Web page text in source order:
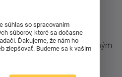
prináša komfort
v kombinácii s moderným
Je ...
súhlas so spracovaním
súborov, ktoré sa dočasne
Ďakujeme, že nám ho
zlepšovať. Budeme sa k vašim